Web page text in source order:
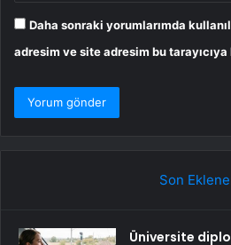
Daha sonraki yorumlarımda
adresim ve site adresim bu
Son
Üniversite